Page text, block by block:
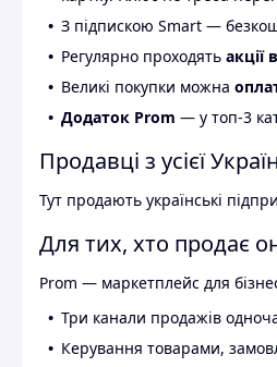
З підпискою Smart —
Регулярно проходять акції
Великі покупки можна
Додаток Prom — у топ-3
Продавці з усієї
Тут продають українські
Для тих, хто продає
Prom — маркетплейс для
Три канали продажів
Керування товарами,